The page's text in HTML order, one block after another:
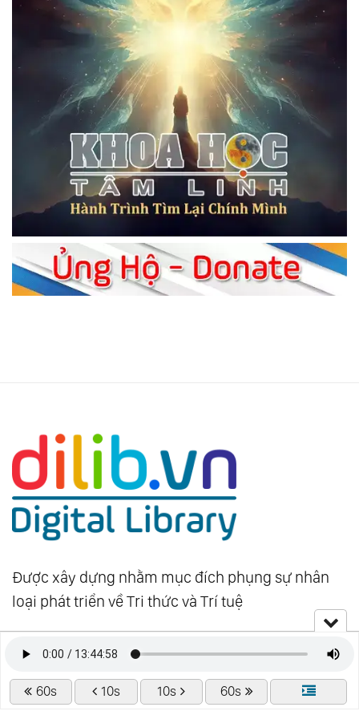
60s 10s 10s 60s
Được xây dựng nhằm mục đích phụng sự nhân
loại phát triển về Tri thức và Trí tuệ
cho đến muôn đời!
Website: dilib.vn